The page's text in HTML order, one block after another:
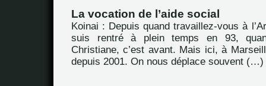
La vocation de l’aide social
Koinai : Depuis quand travaillez-vous à
suis rentré à plein temps en 93,
Christiane, c’est avant. Mais ici, à
depuis 2001. On nous déplace souvent (…)